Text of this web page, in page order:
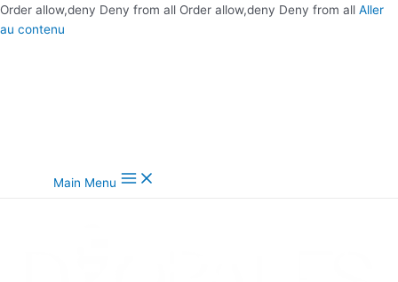
Order allow,deny Deny from all Order allow,deny Deny from all Aller
au contenu
Main Menu